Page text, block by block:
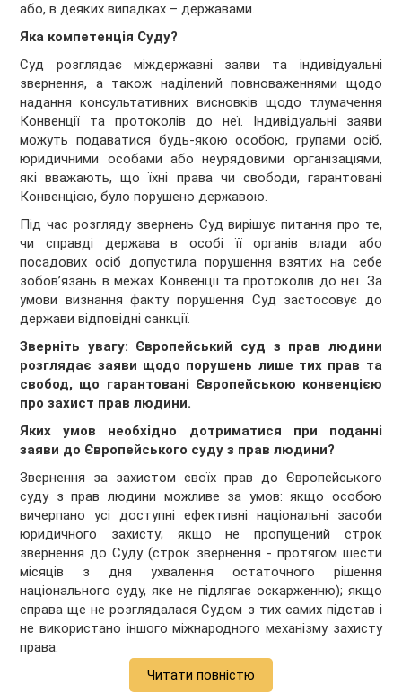
або, в деяких випадках – державами.
Яка компетенція Суду?
Суд розглядає міждержавні заяви та індивідуальні
звернення, а також наділений повноваженнями щодо
надання консультативних висновків щодо тлумачення
Конвенції та протоколів до неї. Індивідуальні заяви
можуть подаватися будь-якою особою, групами осіб,
юридичними особами або неурядовими організаціями,
які вважають, що їхні права чи свободи, гарантовані
Конвенцією, було порушено державою.
Під час розгляду звернень Суд вирішує питання про те,
чи справді держава в особі її органів влади або
посадових осіб допустила порушення взятих на себе
зобов’язань в межах Конвенції та протоколів до неї. За
умови визнання факту порушення Суд застосовує до
держави відповідні санкції.
Зверніть увагу: Європейський суд з прав людини
розглядає заяви щодо порушень лише тих прав та
свобод, що гарантовані Європейською конвенцією
про захист прав людини.
Яких умов необхідно дотриматися при поданні
заяви до Європейського суду з прав людини?
Звернення за захистом своїх прав до Європейського
суду з прав людини можливе за умов: якщо особою
вичерпано усі доступні ефективні національні засоби
юридичного захисту; якщо не пропущений строк
звернення до Суду (строк звернення - протягом шести
місяців з дня ухвалення остаточного рішення
національного суду, яке не підлягає оскарженню); якщо
справа ще не розглядалася Судом з тих самих підстав і
не використано іншого міжнародного механізму захисту
права.
Читати повністю